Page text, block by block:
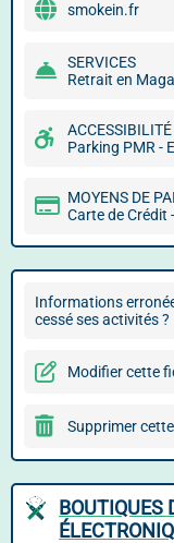
smokein.fr
SERVICES
Retrait en
ACCESSIBILITÉ
Parking PMR -
MOYENS DE
Carte de Crédit
Informations
cessé ses activités ?
Modifier cette
Supprimer
BOUTIQUES